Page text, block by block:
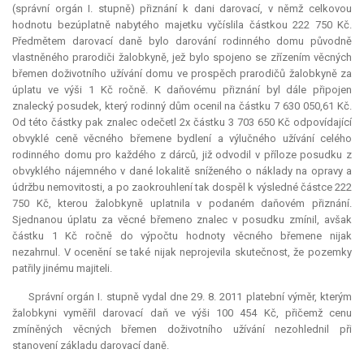
(správní orgán I. stupně) přiznání k dani darovací, v němž celkovou
hodnotu bezúplatně nabytého majetku vyčíslila částkou 222 750 Kč.
Předmětem darovací daně bylo darování rodinného domu původně
vlastněného prarodiči žalobkyně, jež bylo spojeno se zřízením věcných
břemen doživotního užívání domu ve prospěch prarodičů žalobkyně za
úplatu ve výši 1 Kč ročně. K daňovému přiznání byl dále připojen
znalecký posudek, který rodinný dům ocenil na částku 7 630 050,61 Kč.
Od této částky pak znalec odečetl 2x částku 3 703 650 Kč odpovídající
obvyklé ceně věcného břemene bydlení a výlučného užívání celého
rodinného domu pro každého z dárců, již odvodil v příloze posudku z
obvyklého nájemného v dané lokalitě sníženého o náklady na opravy a
údržbu nemovitosti, a po zaokrouhlení tak dospěl k výsledné částce 222
750 Kč, kterou žalobkyně uplatnila v podaném daňovém přiznání.
Sjednanou úplatu za věcné břemeno znalec v posudku zmínil, avšak
částku 1 Kč ročně do výpočtu hodnoty věcného břemene nijak
nezahrnul. V ocenění se také nijak neprojevila skutečnost, že pozemky
patřily jinému majiteli.
Správní orgán I. stupně vydal dne 29. 8. 2011 platební výměr, kterým
žalobkyni vyměřil darovací daň ve výši 100 454 Kč, přičemž cenu
zmíněných věcných břemen doživotního užívání nezohlednil při
stanovení základu darovací daně.